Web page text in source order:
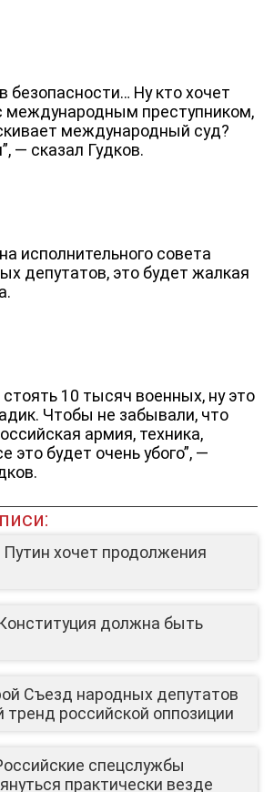
безопасности… Ну кто хочет
международным преступником,
международный суд?
— сказал Гудков.
исполнительного совета
депутатов, это будет жалкая
10 тысяч военных, ну это
Чтобы не забывали, что
армия, техника,
это будет очень убого”, —
хочет продолжения
должна быть
Съезд народных депутатов
тренд российской оппозиции
спецслужбы
практически везде